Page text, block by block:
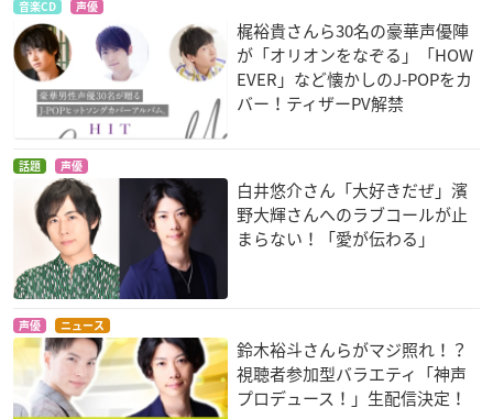
音楽CD 声優
梶裕貴さんら30名の豪華声優陣
が「オリオンをなぞる」「HOW
EVER」など懐かしのJ-POPをカ
バー！ティザーPV解禁
話題 声優
白井悠介さん「大好きだぜ」濱
野大輝さんへのラブコールが止
まらない！「愛が伝わる」
声優 ニュース
鈴木裕斗さんらがマジ照れ！？
視聴者参加型バラエティ「神声
プロデュース！」生配信決定！